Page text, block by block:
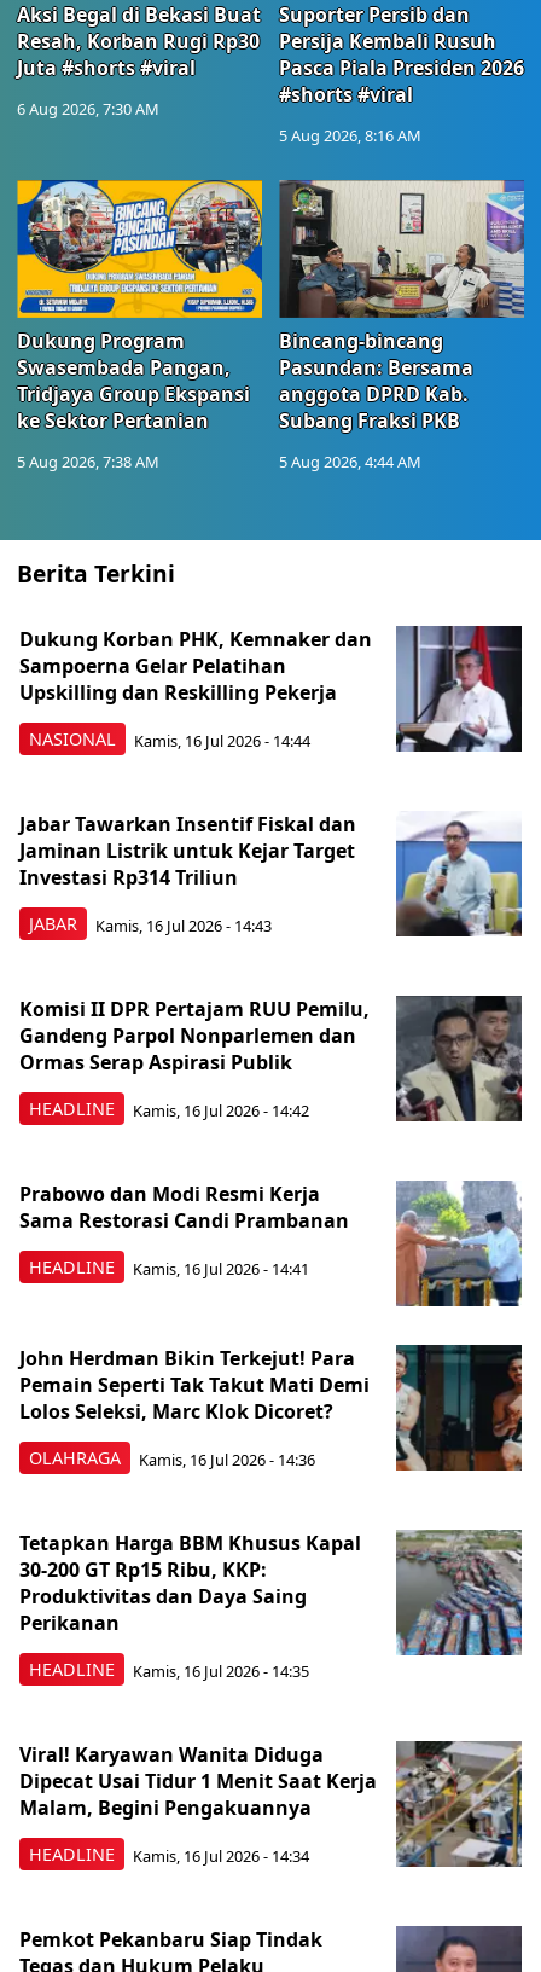
Aksi Begal di Bekasi Buat
Resah, Korban Rugi Rp30
Juta #shorts #viral
6 Aug 2026, 7:30 AM
Suporter Persib dan
Persija Kembali Rusuh
Pasca Piala Presiden 2026
#shorts #viral
5 Aug 2026, 8:16 AM
Dukung Program
Swasembada Pangan,
Tridjaya Group Ekspansi
ke Sektor Pertanian
5 Aug 2026, 7:38 AM
Bincang-bincang
Pasundan: Bersama
anggota DPRD Kab.
Subang Fraksi PKB
5 Aug 2026, 4:44 AM
Berita Terkini
NASIONAL
Dukung Korban PHK, Kemnaker dan
Sampoerna Gelar Pelatihan
Upskilling dan Reskilling Pekerja
Kamis, 16 Jul 2026 - 14:44
JABAR
Jabar Tawarkan Insentif Fiskal dan
Jaminan Listrik untuk Kejar Target
Investasi Rp314 Triliun
Kamis, 16 Jul 2026 - 14:43
HEADLINE
Komisi II DPR Pertajam RUU Pemilu,
Gandeng Parpol Nonparlemen dan
Ormas Serap Aspirasi Publik
Kamis, 16 Jul 2026 - 14:42
HEADLINE
Prabowo dan Modi Resmi Kerja
Sama Restorasi Candi Prambanan
Kamis, 16 Jul 2026 - 14:41
OLAHRAGA
John Herdman Bikin Terkejut! Para
Pemain Seperti Tak Takut Mati Demi
Lolos Seleksi, Marc Klok Dicoret?
Kamis, 16 Jul 2026 - 14:36
HEADLINE
Tetapkan Harga BBM Khusus Kapal
30-200 GT Rp15 Ribu, KKP:
Produktivitas dan Daya Saing
Perikanan
Kamis, 16 Jul 2026 - 14:35
HEADLINE
Viral! Karyawan Wanita Diduga
Dipecat Usai Tidur 1 Menit Saat Kerja
Malam, Begini Pengakuannya
Kamis, 16 Jul 2026 - 14:34
Pemkot Pekanbaru Siap Tindak
Tegas dan Hukum Pelaku